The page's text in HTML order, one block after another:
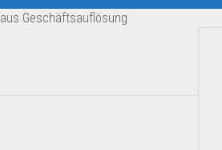
Geschäftsauflösung